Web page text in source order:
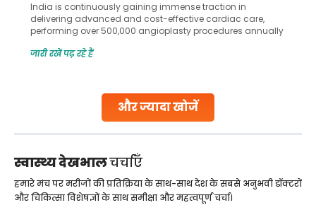
और ज्यादा खोजें
India is continuously gaining immense traction in
delivering advanced and cost-effective cardiac care,
performing over 500,000 angioplasty procedures annually
globe are searching for treatments like angioplasty and
Studies, such as one published
जारी रखें पढ़ रहे हैं
स्वास्थ्य देखभालचर्चाएँ
हमारे मंच पर मरीजों की प्रतिक्रिया के साथ-साथ देश के सबसे अनुभवी डॉक्टरों
और चिकित्सा विशेषज्ञों के साथ समीक्षा और महत्वपूर्ण चर्चा।